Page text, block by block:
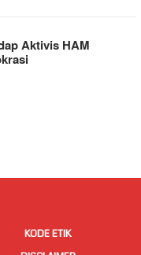
Aktivis HAM
KODE ETIK